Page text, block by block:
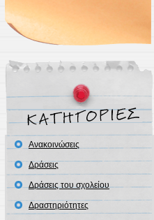
Ανακοινώσεις
Δράσεις
Δράσεις του σχολείου
Δραστηριότητες